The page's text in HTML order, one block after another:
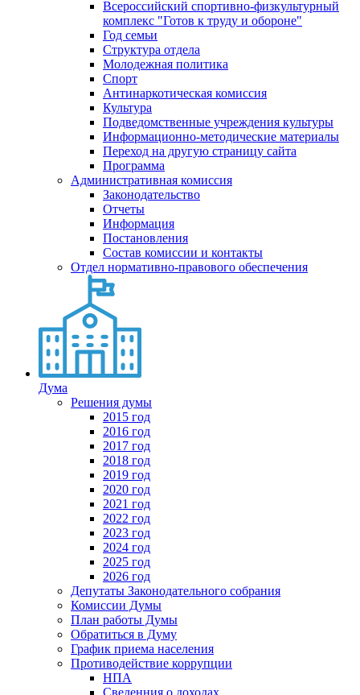
Всероссийский спортивно-физкультурный
комплекс "Готов к труду и обороне"
Год семьи
Структура отдела
Молодежная политика
Спорт
Антинаркотическая комиссия
Культура
Подведомственные учреждения культуры
Информационно-методические материалы
Переход на другую страницу сайта
Программа
Административная комиссия
Законодательство
Отчеты
Информация
Постановления
Состав комиссии и контакты
Отдел нормативно-правового обеспечения
Дума
Решения думы
2015 год
2016 год
2017 год
2018 год
2019 год
2020 год
2021 год
2022 год
2023 год
2024 год
2025 год
2026 год
Депутаты Законодательного собрания
Комиссии Думы
План работы Думы
Обратиться в Думу
График приема населения
Противодействие коррупции
НПА
Сведенния о доходах